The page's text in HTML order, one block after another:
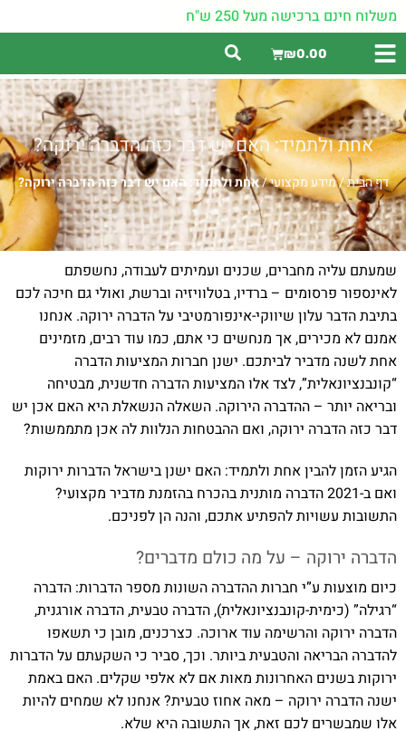
משלוח חינם ברכישה מעל 250 ש"ח
₪0.00
אחת ולתמיד: האם יש דבר כזה הדברה ירוקה?
דף הבית/מידע מקצועי/אחת ולתמיד: האם יש דבר כזה הדברה ירוקה?
שמעתם עליה מחברים, שכנים ועמיתים לעבודה, נחשפתם
לאינספור פרסומים – ברדיו, בטלוויזיה וברשת, ואולי גם חיכה לכם
בתיבת הדבר עלון שיווקי-אינפורמטיבי על הדברה ירוקה. אנחנו
אמנם לא מכירים, אך מנחשים כי אתם, כמו עוד רבים, מזמינים
אחת לשנה מדביר לביתכם. ישנן חברות המציעות הדברה
“קונבנציונאלית”, לצד אלו המציעות הדברה חדשנית, מבטיחה
ובריאה יותר – ההדברה הירוקה. השאלה הנשאלת היא האם אכן יש
דבר כזה הדברה ירוקה, ואם ההבטחות הנלוות לה אכן מתממשות?
הגיע הזמן להבין אחת ולתמיד: האם ישנן בישראל הדברות ירוקות
ואם ב-2021 הדברה מותנית בהכרח בהזמנת מדביר מקצועי?
התשובות עשויות להפתיע אתכם, והנה הן לפניכם.
הדברה ירוקה – על מה כולם מדברים?
כיום מוצעות ע”י חברות ההדברה השונות מספר הדברות: הדברה
“רגילה” (כימית-קונבנציונאלית), הדברה טבעית, הדברה אורגנית,
הדברה ירוקה והרשימה עוד ארוכה. כצרכנים, מובן כי תשאפו
להדברה הבריאה והטבעית ביותר. וכך, סביר כי השקעתם על הדברות
ירוקות בשנים האחרונות מאות אם לא אלפי שקלים. האם באמת
ישנה הדברה ירוקה – מאה אחוז טבעית? אנחנו לא שמחים להיות
אלו שמבשרים לכם זאת, אך התשובה היא שלא.